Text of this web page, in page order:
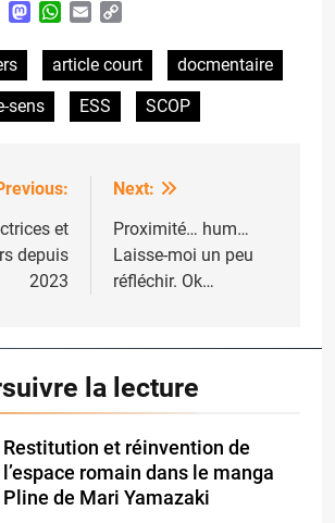
Messenger
Mastodon
WhatsApp
Email
article court
docmentaire
sens
ESS SCOP
et
depuis
2023
Next:
Proximité… hum…
Laisse-moi un peu
réfléchir. Ok…
la lecture
Restitution et réinvention de
l’espace romain dans le manga
Pline de Mari Yamazaki